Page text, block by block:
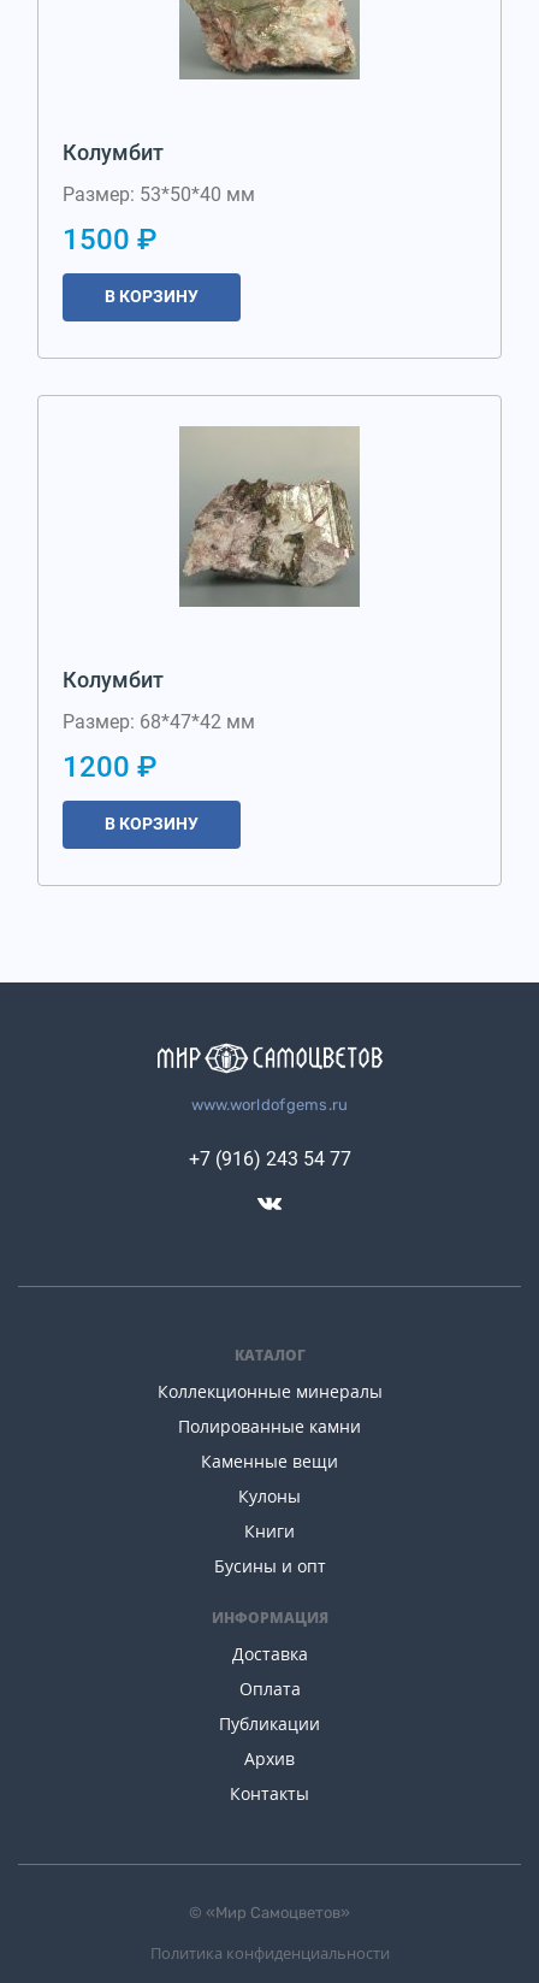
Колумбит
Размер: 53*50*40 мм
1500 ₽
В КОРЗИНУ
Колумбит
Размер: 68*47*42 мм
1200 ₽
В КОРЗИНУ
www.worldofgems.ru
КАТАЛОГ
Коллекционные минералы
Полированные камни
Каменные вещи
Кулоны
Книги
Бусины и опт
ИНФОРМАЦИЯ
Доставка
Оплата
Публикации
Архив
Контакты
+7 (916) 243 54 77
© «Мир Самоцветов»
Политика конфиденциальности